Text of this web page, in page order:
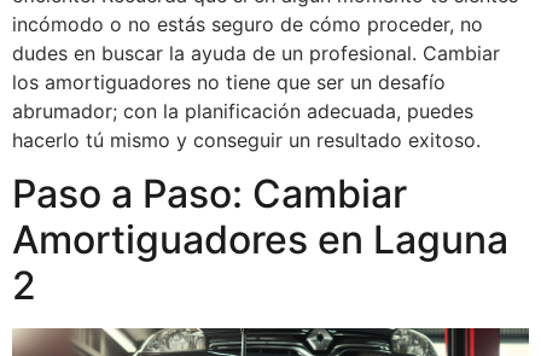
incómodo o no estás seguro de cómo proceder, no
dudes en buscar la ayuda de un profesional. Cambiar
los amortiguadores no tiene que ser un desafío
abrumador; con la planificación adecuada, puedes
hacerlo tú mismo y conseguir un resultado exitoso.
Paso a Paso: Cambiar
Amortiguadores en Laguna
2